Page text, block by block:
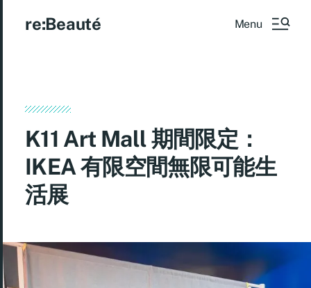
re:Beauté Menu
K11 Art Mall 期間限定：
IKEA 有限空間無限可能生
活展